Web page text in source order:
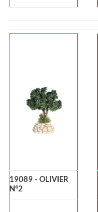
19089 - OLIVIER
N°2